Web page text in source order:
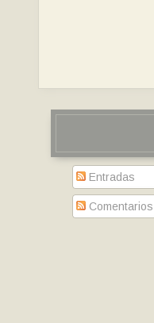
Entradas
Comentarios